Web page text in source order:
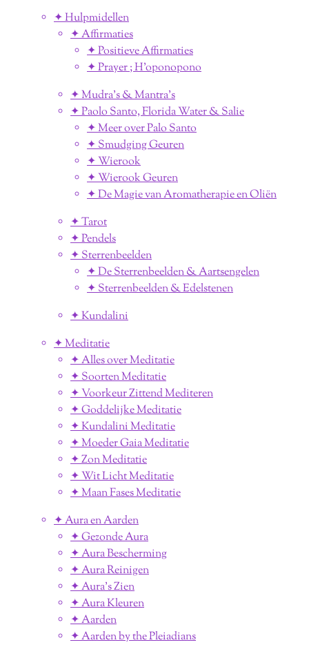
✦ Hulpmidellen
✦ Affirmaties
✦ Positieve Affirmaties
✦ Prayer ; H'oponopono
✦ Mudra's & Mantra's
✦ Paolo Santo, Florida Water & Salie
✦ Meer over Palo Santo
✦ Smudging Geuren
✦ Wierook
✦ Wierook Geuren
✦ De Magie van Aromatherapie en Oliën
✦ Tarot
✦ Pendels
✦ Sterrenbeelden
✦ De Sterrenbeelden & Aartsengelen
✦ Sterrenbeelden & Edelstenen
✦ Kundalini
✦ Meditatie
✦ Alles over Meditatie
✦ Soorten Meditatie
✦ Voorkeur Zittend Mediteren
✦ Goddelijke Meditatie
✦ Kundalini Meditatie
✦ Moeder Gaia Meditatie
✦ Zon Meditatie
✦ Wit Licht Meditatie
✦ Maan Fases Meditatie
✦ Aura en Aarden
✦ Gezonde Aura
✦ Aura Bescherming
✦ Aura Reinigen
✦ Aura's Zien
✦ Aura Kleuren
✦ Aarden
✦ Aarden by the Pleiadians